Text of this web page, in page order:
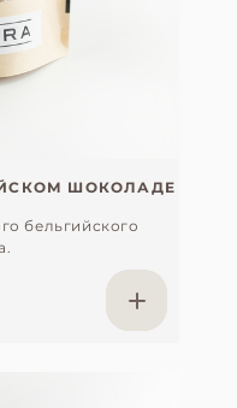
ШОКОЛАДЕ
бельгийского